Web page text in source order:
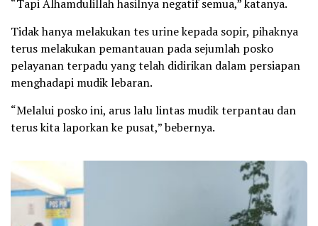
“Tapi Alhamdulillah hasilnya negatif semua,” katanya.
Tidak hanya melakukan tes urine kepada sopir, pihaknya
terus melakukan pemantauan pada sejumlah posko
pelayanan terpadu yang telah didirikan dalam persiapan
menghadapi mudik lebaran.
“Melalui posko ini, arus lalu lintas mudik terpantau dan
terus kita laporkan ke pusat,” bebernya.